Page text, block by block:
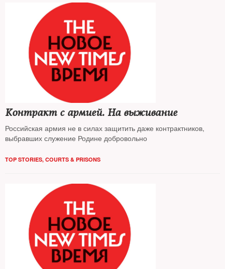
Контракт с армией. На выживание
Российская армия не в силах защитить даже контрактников,
выбравших служение Родине добровольно
TOP STORIES, COURTS & PRISONS